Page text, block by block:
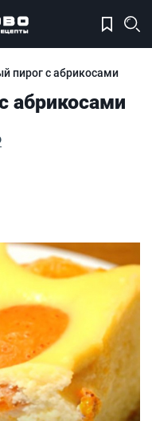
пирог с абрикосами
абрикосами